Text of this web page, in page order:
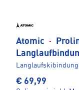
Atomic ·
€ 69,99